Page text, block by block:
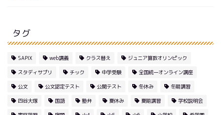
タグ
SAPIX web講義 クラス替え ジュニア算数オリンピック
スタディサプリ チック 中学受験 全国統一オンライン講座
公文 公文認定テスト 公開テスト 冬休み 冬期講習
四谷大塚 国語 塾弁 夏休み 夏期講習 学校説明会